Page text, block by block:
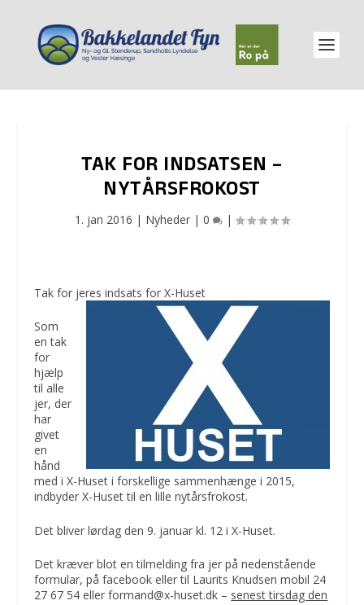
TAK FOR INDSATSEN –
NYTÅRSFROKOST
1. jan 2016 | Nyheder | 0 |
Tak for jeres indsats for X-Huset
Som
en tak
for
hjælp
til alle
jer, der
har
givet
en
hånd
med i X-Huset i forskellige sammenhænge i 2015,
indbyder X-Huset til en lille nytårsfrokost.
Det bliver lørdag den 9. januar kl. 12 i X-Huset.
Det kræver blot en tilmelding fra jer på nedenstående
formular, på facebook eller til Laurits Knudsen mobil 24
27 67 54 eller formand@x-huset.dk – senest tirsdag den